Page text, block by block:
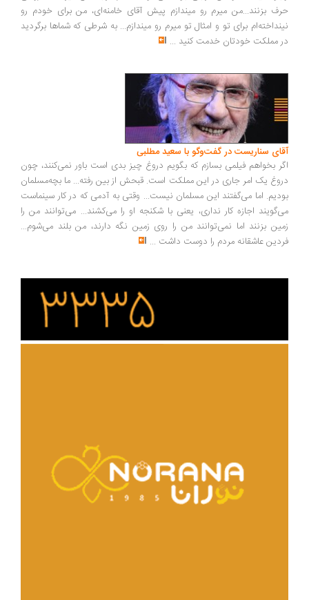
حرف بزنند...من میرم رو میندازم پیش آقای خامنه‌ای، من برای خودم رو
نینداخته‌ام برای تو و امثال تو میرم رو میندازم... به شرطی که شماها برگردید
در مملکت خودتان خدمت کنید ...
آقای سناریست در گفت‌وگو با سعید مطلبی
اگر بخواهم فیلمی بسازم که بگویم دروغ چیز بدی است باور نمی‌کنند، چون
دروغ یک امر جاری در این مملکت است. قبحش از بین رفته... ما بچه‌مسلمان
بودیم. اما می‌گفتند این مسلمان نیست... وقتی به آدمی که در کار سینماست
می‌گویند اجازه کار نداری، یعنی با شکنجه او را می‌کشند... می‌توانند من را
زمین بزنند اما نمی‌توانند من را روی زمین نگه دارند، من بلند می‌شوم...
فردین عاشقانه مردم را دوست داشت ...